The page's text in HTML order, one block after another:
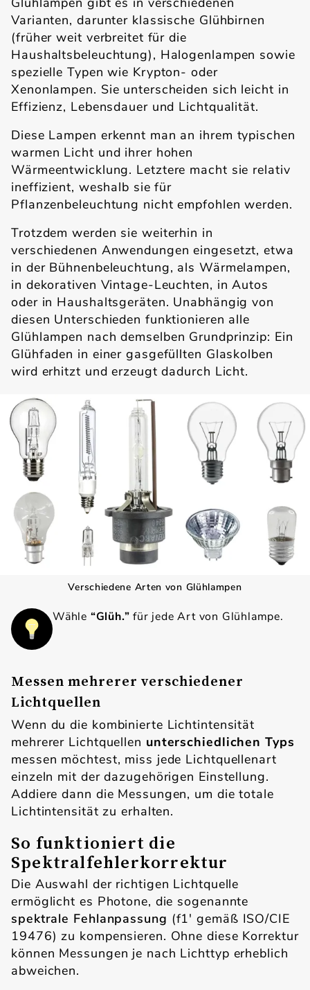
Varianten, darunter klassische Glühbirnen
(früher weit verbreitet für die
Haushaltsbeleuchtung), Halogenlampen sowie
spezielle Typen wie Krypton- oder
Xenonlampen. Sie unterscheiden sich leicht in
Effizienz, Lebensdauer und Lichtqualität.
Diese Lampen erkennt man an ihrem typischen
warmen Licht und ihrer hohen
Wärmeentwicklung. Letztere macht sie relativ
ineffizient, weshalb sie für
Pflanzenbeleuchtung nicht empfohlen werden.
Trotzdem werden sie weiterhin in
verschiedenen Anwendungen eingesetzt, etwa
in der Bühnenbeleuchtung, als Wärmelampen,
in dekorativen Vintage-Leuchten, in Autos
oder in Haushaltsgeräten. Unabhängig von
diesen Unterschieden funktionieren alle
Glühlampen nach demselben Grundprinzip: Ein
Glühfaden in einer gasgefüllten Glaskolben
wird erhitzt und erzeugt dadurch Licht.
Verschiedene Arten von Glühlampen
Wähle “Glüh.” für jede Art von Glühlampe.
Messen mehrerer verschiedener
Lichtquellen
Wenn du die kombinierte Lichtintensität
mehrerer Lichtquellen unterschiedlichen Typs
messen möchtest, miss jede Lichtquellenart
einzeln mit der dazugehörigen Einstellung.
Addiere dann die Messungen, um die totale
Lichtintensität zu erhalten.
So funktioniert die
Spektralfehlerkorrektur
Die Auswahl der richtigen Lichtquelle
ermöglicht es Photone, die sogenannte
spektrale Fehlanpassung (f1' gemäß ISO/CIE
19476) zu kompensieren. Ohne diese Korrektur
können Messungen je nach Lichttyp erheblich
abweichen.